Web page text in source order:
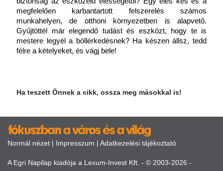
megfelelően karbantartott felszerelés számos
munkahelyen, de otthoni környezetben is alapvető.
Gyűjtöttél már elegendő tudást és eszközt, hogy te is
mestere legyél a böllérkedésnek? Ha készen állsz, tedd
félre a kételyeket, és vágj bele!
Ha teszett Önnek a cikk, ossza meg másokkal is!
Normál nézet | Impresszum | Adatkezelési tájékoztató
A Egri Napilap kiadója a Lexum-Invest Kft. - © 2003-2026 -